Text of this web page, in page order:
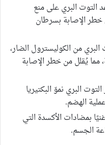
التوت البري على منع
خطر الإصابة بسرطان
البري من الكوليسترول الضار،
يُقلل من خطر الإصابة
البري نموّ البكتيريا
الهضم.
بمضادات الأكسدة التي
الجسم.